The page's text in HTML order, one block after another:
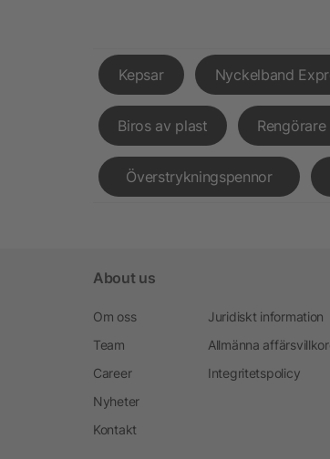
Kepsar Nyckelband
Biros av plast
Överstrykningspennor
About us
Om oss
Team
Career
Nyheter
Kontakt
Juridiskt information
Allmänna
Integritetspolicy